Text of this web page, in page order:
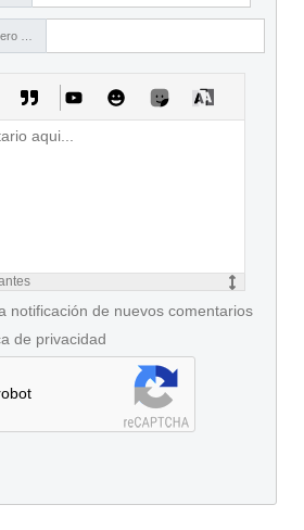
notificación de nuevos comentarios
de privacidad